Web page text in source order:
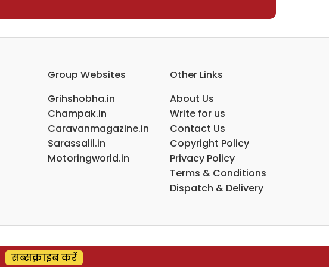
Group Websites
Grihshobha.in
Champak.in
Caravanmagazine.in
Sarassalil.in
Motoringworld.in
Other Links
About Us
Write for us
Contact Us
Copyright Policy
Privacy Policy
Terms & Conditions
Dispatch & Delivery
सब्सक्राइब करें